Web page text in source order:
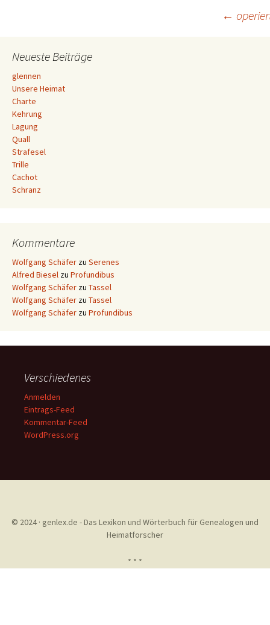
Navigation
←
Neueste Beiträge
glennen
Unsere Heimat
Charte
Kehrung
Lagung
Quall
Strafesel
Trille
Cachot
Schranz
Kommentare
Wolfgang Schäfer zu Serenes
Alfred Biesel zu Profundibus
Wolfgang Schäfer zu Tassel
Wolfgang Schäfer zu Tassel
Wolfgang Schäfer zu Profundibus
Verschiedenes
Anmelden
Eintrags-Feed
Kommentar-Feed
WordPress.org
© 2024 · genlex.de - Das Lexikon und Wörterbuch für Genealogen und
Heimatforscher
* * *